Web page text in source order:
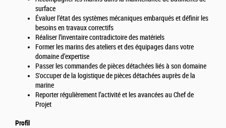
surface
Évaluer l’état des systèmes mécaniques embarqués et définir les
besoins en travaux correctifs
Réaliser l’inventaire contradictoire des matériels
Former les marins des ateliers et des équipages dans votre
domaine d’expertise
Passer les commandes de pièces détachées liés à son domaine
S'occuper de la logistique de pièces détachées auprès de la
marine
Reporter régulièrement l’activité et les avancées au Chef de
Projet
Profil